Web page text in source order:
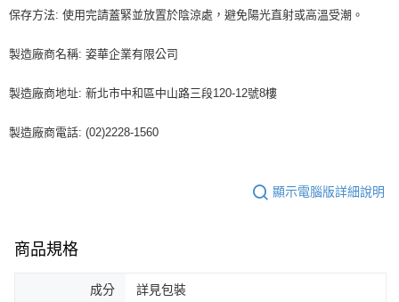
保存方法: 使用完請蓋緊並放置於陰涼處，避免陽光直射或高溫受潮。
製造廠商名稱: 姿華企業有限公司
製造廠商地址: 新北市中和區中山路三段120-12號8樓
製造廠商電話: (02)2228-1560
顯示電腦版詳細說明
商品規格
成分 詳見包裝